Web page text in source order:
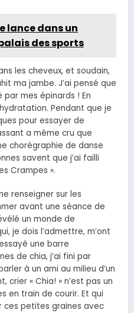
lance dans un
des sports
les cheveux, et soudain,
ma jambe. J’ai pensé que
mes épinards ! En
Pendant que je
pour essayer de
a même cru que
chorégraphie de danse
savent que j’ai failli
Crampes ».
renseigner sur les
avant une séance de
un monde de
je dois l’admettre, m’ont
une barre
de chia, j’ai fini par
à un ami au milieu d’un
« Chia! » n’est pas un
en train de courir. Et qui
ces petites graines avec